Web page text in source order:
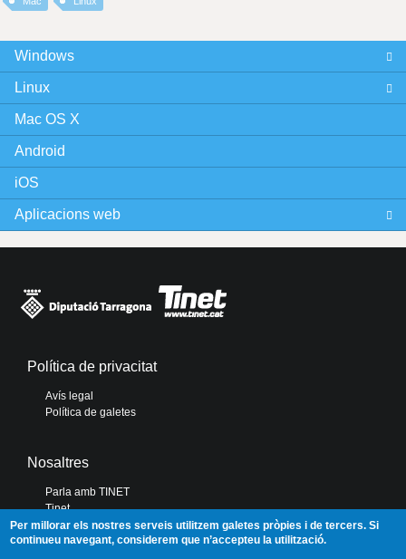
Windows
Linux
Mac OS X
Android
iOS
Aplicacions web
Política de privacitat
Avís legal
Política de galetes
Nosaltres
Parla amb TINET
Tinet
Diputació de Tarragona
Portal de Transparència
Per millorar els nostres serveis utilitzem galetes pròpies i de tercers. Si
continueu navegant, considerem que n’accepteu la utilització.